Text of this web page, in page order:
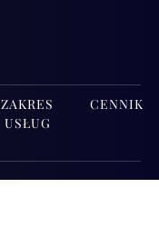
ZAKRES
USŁUG
CENNIK